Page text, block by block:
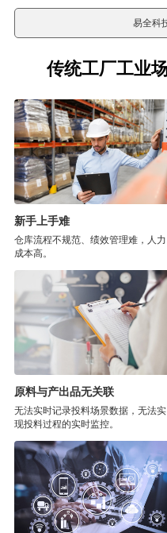
易全科
传统工厂工业
新手上手难
仓库流程不规范、绩效管理难，人力
成本高。
原料与产出品无关联
无法实时记录投料场景数据，无法实
现投料过程的实时监控。